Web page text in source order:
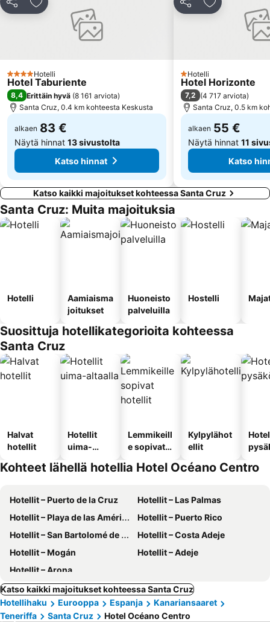
Jaa Lisää suosikkeihin
4 Tähtiluokitus
Hotelli
Hotel Taburiente
8,4 Erittäin hyvä (8 161 arviota)
Santa Cruz, 0.4 km kohteesta Keskusta
alkaen 83 €
Näytä hinnat 13 sivustolta
Katso hinnat
Jaa Lisää
1 Tähtiluokitus
Hotelli
Hotel Horizonte
7,2 (4 717 arviota)
Santa Cruz, 0.5 km
alkaen 55 €
Näytä hinnat 11
Katso
Katso kaikki majoitukset kohteessa Santa Cruz
Santa Cruz: Muita majoituksia
Hotelli
Aamiaisma
joitukset
Huoneisto
palveluilla
Hostelli
Suosittuja hotellikategorioita kohteessa
Santa Cruz
Halvat
hotellit
Hotellit
uima-
Lemmikeill
e sopivat
Kylpylähot
ellit
Kohteet lähellä hotellia Hotel Océano Centro
Hotellit – Puerto de la Cruz
Hotellit – Las Palmas
Hotellit – Playa de las Américas
Hotellit – Puerto Rico
Hotellit – San Bartolomé de Tirajana
Hotellit – Costa Adeje
Hotellit – Mogán
Hotellit – Adeje
Hotellit – Arona
Katso kaikki majoitukset kohteessa Santa Cruz
Hotellihaku
Eurooppa Espanja
Kanariansaaret
Teneriffa
Santa Cruz Hotel Océano Centro